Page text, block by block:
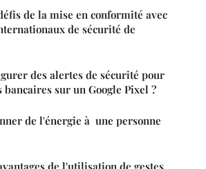
de la mise en conformité avec
de sécurité de
des alertes de sécurité pour
sur un Google Pixel ?
de l'énergie à une personne
de l'utilisation de gestes